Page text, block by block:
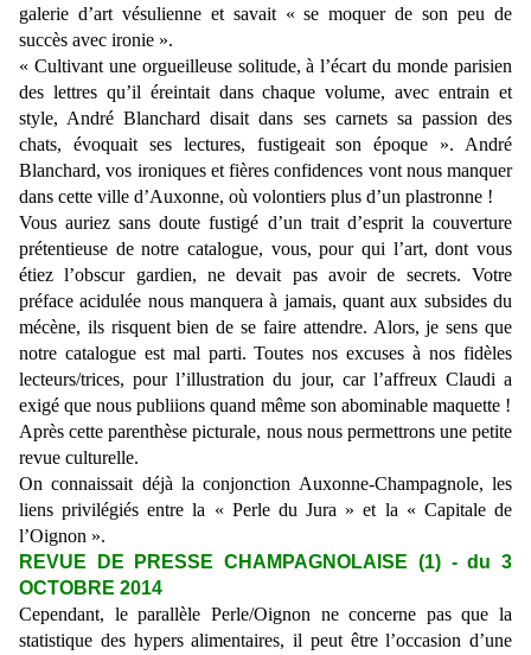
galerie d’art vésulienne et savait « se moquer de son peu de
succès avec ironie ».
« Cultivant une orgueilleuse solitude, à l’écart du monde parisien
des lettres qu’il éreintait dans chaque volume, avec entrain et
style, André Blanchard disait dans ses carnets sa passion des
chats, évoquait ses lectures, fustigeait son époque ». André
Blanchard, vos ironiques et fières confidences vont nous manquer
dans cette ville d’Auxonne, où volontiers plus d’un plastronne !
Vous auriez sans doute fustigé d’un trait d’esprit la couverture
prétentieuse de notre catalogue, vous, pour qui l’art, dont vous
étiez l’obscur gardien, ne devait pas avoir de secrets. Votre
préface acidulée nous manquera à jamais, quant aux subsides du
mécène, ils risquent bien de se faire attendre. Alors, je sens que
notre catalogue est mal parti. Toutes nos excuses à nos fidèles
lecteurs/trices, pour l’illustration du jour, car l’affreux Claudi a
exigé que nous publiions quand même son abominable maquette !
Après cette parenthèse picturale, nous nous permettrons une petite
revue culturelle.
On connaissait déjà la conjonction Auxonne-Champagnole, les
liens privilégiés entre la « Perle du Jura » et la « Capitale de
l’Oignon ».
REVUE DE PRESSE CHAMPAGNOLAISE (1) - du 3
OCTOBRE 2014
Cependant, le parallèle Perle/Oignon ne concerne pas que la
statistique des hypers alimentaires, il peut être l’occasion d’une